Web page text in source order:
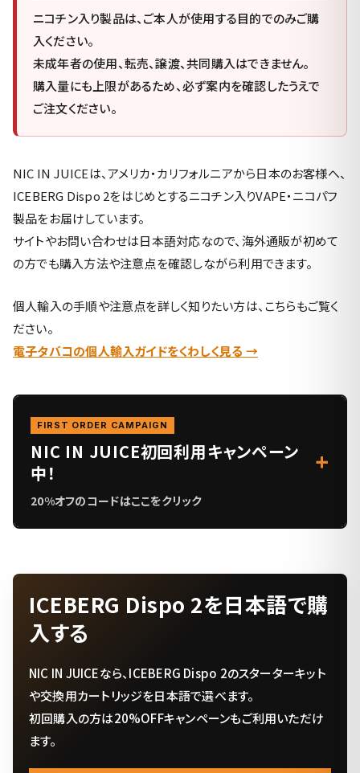
ニコチン入り製品は、ご本人が使用する目的でのみご購
入ください。
未成年者の使用、転売、譲渡、共同購入はできません。
購入量にも上限があるため、必ず案内を確認したうえで
ご注文ください。
NIC IN JUICEは、アメリカ・カリフォルニアから日本のお客様へ、
ICEBERG Dispo 2をはじめとするニコチン入りVAPE・ニコパフ
製品をお届けしています。
サイトやお問い合わせは日本語対応なので、海外通販が初めて
の方でも購入方法や注意点を確認しながら利用できます。
個人輸入の手順や注意点を詳しく知りたい方は、こちらもご覧く
ださい。
電子タバコの個人輸入ガイドをくわしく見る →
FIRST ORDER CAMPAIGN
NIC IN JUICE初回利用キャンペーン
中！
20%オフのコードはここをクリック
ICEBERG Dispo 2を日本語で購
入する
NIC IN JUICEなら、ICEBERG Dispo 2のスターターキット
や交換用カートリッジを日本語で選べます。
初回購入の方は20%OFFキャンペーンもご利用いただけ
ます。